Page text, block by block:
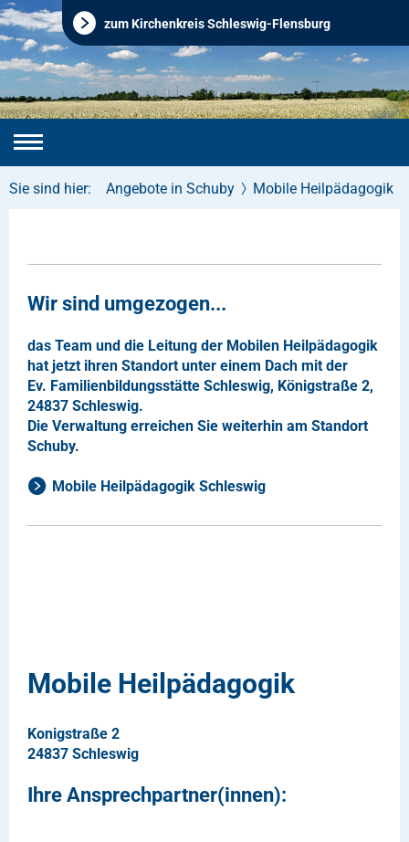
zum Kirchenkreis Schleswig-Flensburg
Sie sind hier: Angebote in Schuby Mobile Heilpädagogik
Wir sind umgezogen...
das Team und die Leitung der Mobilen Heilpädagogik
hat jetzt ihren Standort unter einem Dach mit der
Ev. Familienbildungsstätte Schleswig, Königstraße 2,
24837 Schleswig.
Die Verwaltung erreichen Sie weiterhin am Standort
Schuby.
Mobile Heilpädagogik Schleswig
Mobile Heilpädagogik
Konigstraße 2
24837 Schleswig
Ihre Ansprechpartner(innen):